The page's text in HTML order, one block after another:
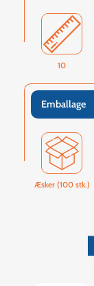
10
Emballage
Æsker (100 stk.)